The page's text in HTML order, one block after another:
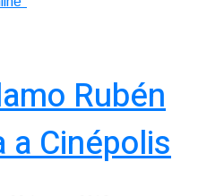
Rubén
a Cinépolis